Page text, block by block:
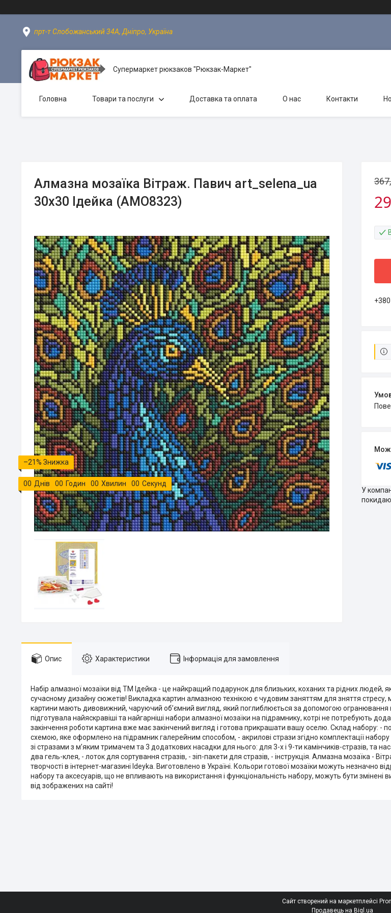
прт-т Слобожанський 34А, Дніпро, Україна
Супермаркет рюкзаков "Рюкзак-Маркет"
Головна Товари та послуги Доставка та оплата О нас Контакти
Алмазна мозаїка Вітраж. Павич art_selena_ua
30х30 Ідейка (AMO8323)
–21%
00 Днів 00 Годин 00 Хвилин 00 Секунд
У
Опис Характеристики Інформація для замовлення
Набір алмазної мозаїки від ТМ Ідейка - це найкращий подарунок для близьких, коханих та рідних людей,
сучасному дизайну сюжетів! Викладка картин алмазною технікою є чудовим заняттям для зняття стресу,
картини мають дивовижний, чаруючий об’ємний вигляд, який поглиблюється за допомогою огранювання
підготувала найяскравіші та найгарніші набори алмазної мозаїки на підрамнику, котрі не потребують
закінчення роботи картина вже має закінчений вигляд і готова прикрашати вашу оселю. Склад набору: -
схемою, яке оформлено на підрамник галерейним способом, - акрилові стрази згідно комплектації набору
зі стразами з м’яким тримачем та 3 додаткових насадки для нього: для 3-х і 9-ти камінчиків-стразів, та
два гель-клея, - лоток для сортування стразів, - зіп-пакети для стразів, - інструкція. Алмазна мозаїка -
творчості в інтернет-магазині Ideyka. Виготовлено в Україні. Кольори готової мозаїки можуть незначно
набору та аксесуарів, що не впливають на використання і функціональність набору, можуть бути змінені
від зображених на сайті!
Сайт створений на маркетплейсі
Продавець на Bigl.ua